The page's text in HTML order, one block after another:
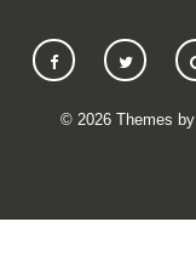
© 2026Themes by